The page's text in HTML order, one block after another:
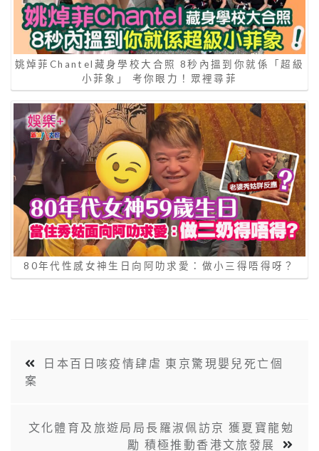
姚焯菲Chantel藏身學校大合照 8秒內搵到你就係「超級
小菲象」 考你眼力！眾裡尋菲
80年代性感女神生日向阿叻求愛：做小三得唔得呀？
日本百日咳疫情肆虐 東京驚現嬰兒死亡個
案
文化體育及旅遊局局長羅淑佩訪京 獲夏寶龍勉
勵 積極推動香港文旅發展